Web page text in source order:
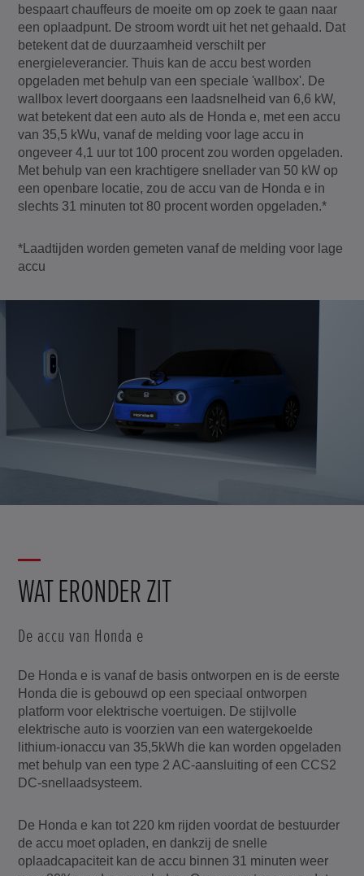
bespaart chauffeurs de moeite om op zoek te gaan naar
een oplaadpunt. De stroom wordt uit het net gehaald. Dat
betekent dat de duurzaamheid verschilt per
energieleverancier. Thuis kan de accu best worden
opgeladen met behulp van een speciale 'wallbox'. De
wallbox levert doorgaans een laadsnelheid van 6,6 kW,
wat betekent dat een auto als de Honda e, met een accu
van 35,5 kWu, vanaf de melding voor lage accu in
ongeveer 4,1 uur tot 100 procent zou worden opgeladen.
Met behulp van een krachtigere snellader van 50 kW op
een openbare locatie, zou de accu van de Honda e in
slechts 31 minuten tot 80 procent worden opgeladen.*
*Laadtijden worden gemeten vanaf de melding voor lage
accu
WAT ERONDER ZIT
De accu van Honda e
De Honda e is vanaf de basis ontworpen en is de eerste
Honda die is gebouwd op een speciaal ontworpen
platform voor elektrische voertuigen. De stijlvolle
elektrische auto is voorzien van een watergekoelde
lithium-ionaccu van 35,5kWh die kan worden opgeladen
met behulp van een type 2 AC-aansluiting of een CCS2
DC-snellaadsysteem.
De Honda e kan tot 220 km rijden voordat de bestuurder
de accu moet opladen, en dankzij de snelle
oplaadcapaciteit kan de accu binnen 31 minuten weer